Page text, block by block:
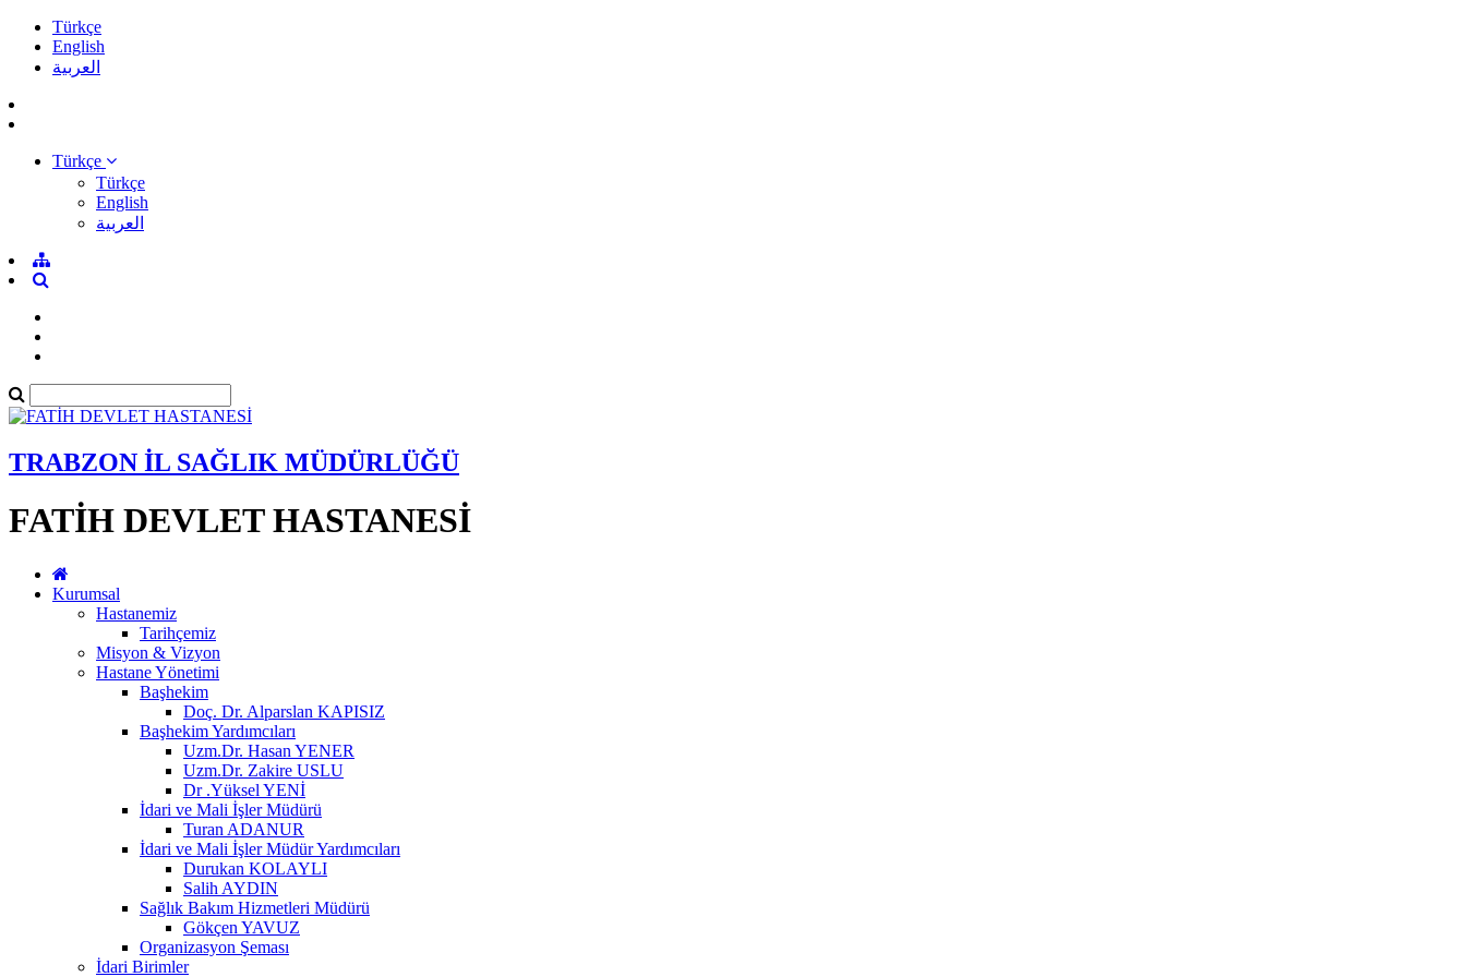
Türkçe
English
العربية
Türkçe
Türkçe
English
العربية
TRABZON İL SAĞLIK MÜDÜRLÜĞÜ
FATİH DEVLET HASTANESİ
Kurumsal
Hastanemiz
Tarihçemiz
Misyon & Vizyon
Hastane Yönetimi
Başhekim
Doç. Dr. Alparslan KAPISIZ
Başhekim Yardımcıları
Uzm.Dr. Hasan YENER
Uzm.Dr. Zakire USLU
Dr .Yüksel YENİ
İdari ve Mali İşler Müdürü
Turan ADANUR
İdari ve Mali İşler Müdür Yardımcıları
Durukan KOLAYLI
Salih AYDIN
Sağlık Bakım Hizmetleri Müdürü
Gökçen YAVUZ
Organizasyon Şeması
İdari Birimler